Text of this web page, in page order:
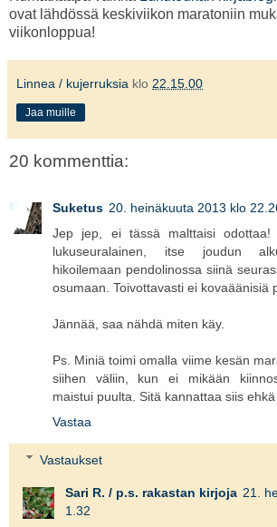
ovat lähdössä keskiviikon maratoniin
viikonloppua!
Linnea / kujerruksia klo 22.15.00
Jaa muille
20 kommenttia:
Suketus 20. heinäkuuta 2013 klo
Jep jep, ei tässä malttaisi odottaa!
lukuseuralainen, itse joudun
hikoilemaan pendolinossa siinä
osumaan. Toivottavasti ei kovaäänisiä
Jännää, saa nähdä miten käy.
Ps. Miniä toimi omalla viime kesän
siihen väliin, kun ei mikään
maistui puulta. Sitä kannattaa siis ehkä
Vastaa
Vastaukset
Sari R. / p.s. rakastan kirjoja 21.
1.32